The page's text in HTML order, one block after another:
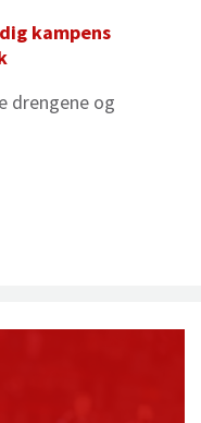
kampens
drengene og